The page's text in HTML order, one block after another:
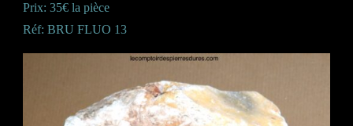
Prix: 35€ la pièce
Réf: BRU FLUO 13